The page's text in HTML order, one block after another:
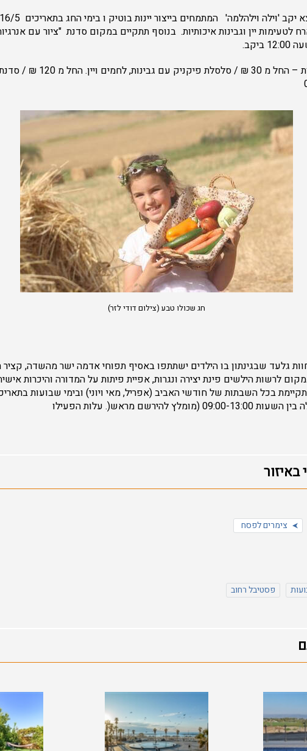
היקב יארח לטעימות יין וגבינות איכותיות. בנוסף תתקיים במקום סדנת "ציור עם
חג שכולו טבע (צילום דודי לזר)
גלעד שבגינתון בו הילדים ישתתפו באסיף תפוחי אדמה ישר מהשדה, קציר
לרשות הילשים פינת יצירה ונגרות, אפיית פיתות על המדורה והיכרות
להירשם מראש(. עלות הפעילו
באיזור
צימרים לפסח
פסטיבל רחוב